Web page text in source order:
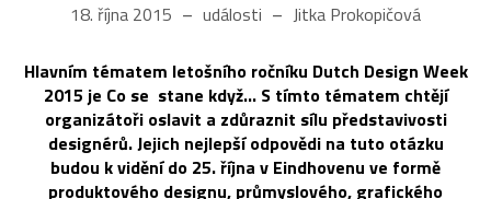
18. října 2015 události Jitka Prokopičová
Hlavním tématem letošního ročníku Dutch Design Week
2015 je Co se stane když… S tímto tématem chtějí
organizátoři oslavit a zdůraznit sílu představivosti
designérů. Jejich nejlepší odpovědi na tuto otázku
budou k vidění do 25. října v Eindhovenu ve formě
produktového designu, průmyslového, grafického